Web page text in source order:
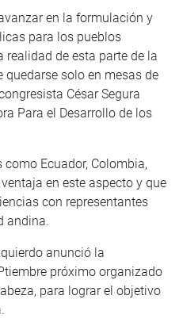
en la formulación y
para los pueblos
realidad de esta parte de la
solo en mesas de
César Segura
Para el Desarrollo de los
Ecuador, Colombia,
en este aspecto y que
con representantes
andina.
anunció la
próximo organizado
para lograr el objetivo